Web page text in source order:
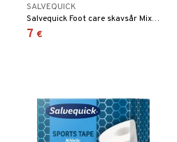
SALVEQUICK
Salvequick Foot care skavsår Mix toimii ylimääräisenä ihokerroksena hiertymän päällä ja suojaa painetta ja hankausta vastaan. Sitä voidaan käyttää myös ennaltaehkäisevästi.
7 €